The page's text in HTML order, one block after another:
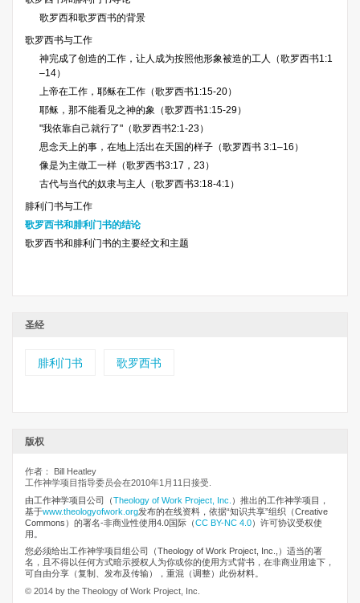
歌罗西和歌罗西书的背景
歌罗西书与工作
神完成了创造的工作，让人成为按照他形象被造的工人（歌罗西书1:1
–14）
上帝在工作，耶稣在工作（歌罗西书1:15-20）
耶稣，那不能看见之神的象（歌罗西书1:15-29）
"我依靠自己就行了"（歌罗西书2:1-23）
思念天上的事，在地上活出在天国的样子（歌罗西书 3:1–16）
像是为主做工一样（歌罗西书3:17，23）
古代与当代的奴隶与主人（歌罗西书3:18-4:1）
腓利门书与工作
歌罗西书和腓利门书的结论
歌罗西书和腓利门书的主要经文和主题
圣经
腓利门书 歌罗西书
版权
作者： Bill Heatley
工作神学项目指导委员会在2010年1月11日接受.
由工作神学项目公司
（Theology of Work Project, Inc. ）推出的工作神学项目，
基于www.theologyofwork.org发布的在线资料，依据“知识共享”组织（Creative
Commons）的署名-非商业性使用4.0国际（CC BY-NC 4.0）许可协议受权使
用。
您必须给出工作神学项目组公司（Theology of Work Project, Inc.,）适当的署
名，且不得以任何方式暗示授权人为你或你的使用方式背书，在非商业用途下，
可自由分享（复制、发布及传输），重混（调整）此份材料。
© 2014 by the Theology of Work Project, Inc.